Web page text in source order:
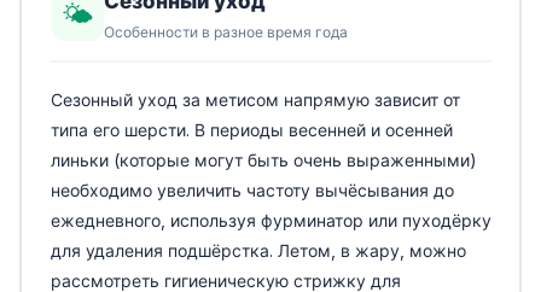
🌤️
Особенности в разное время года
Сезонный уход за метисом напрямую зависит от
типа его шерсти. В периоды весенней и осенней
линьки (которые могут быть очень выраженными)
необходимо увеличить частоту вычёсывания до
ежедневного, используя фурминатор или пуходёрку
для удаления подшёрстка. Летом, в жару, можно
рассмотреть гигиеническую стрижку для